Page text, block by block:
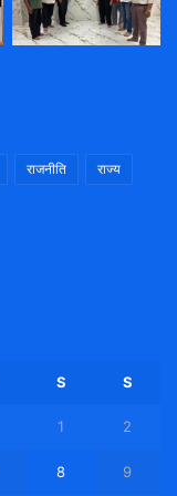
राजनीति राज्य
S S
1 2
8 9